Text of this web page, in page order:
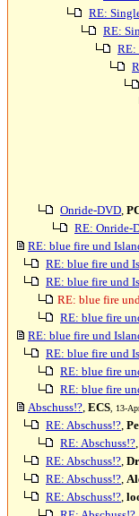
RE:
RE:
RE:
Onride-DVD,
RE: Onride-
RE: blue fire und
RE: blue fire und
RE: blue fire und
RE: blue fire
RE: blue fire
RE: blue fire und
RE: blue fire und
RE: blue fire
RE: blue fire
Abschuss!?, ECS , 13-
RE: Abschuss!?,
RE: Abschuss!?,
RE: Abschuss!?,
RE: Abschuss!?,
RE: Abschuss!?,